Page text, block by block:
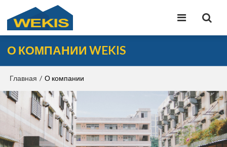
О КОМПАНИИ WEKIS
Главная / О компании